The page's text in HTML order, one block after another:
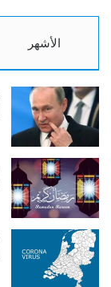
الأشهر